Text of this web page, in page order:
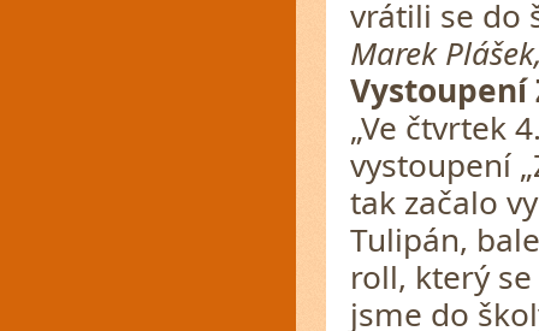
vrátili se do
Marek
Vystoupení
„Ve čtvrtek
vystoupení
tak začalo
Tulipán,
roll, který
jsme do